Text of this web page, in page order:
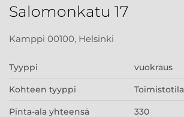
Salomonkatu 17
Kamppi 00100, Helsinki
Tyyppi vuokraus
Kohteen tyyppi Toimistotila
Pinta-ala yhteensä 330